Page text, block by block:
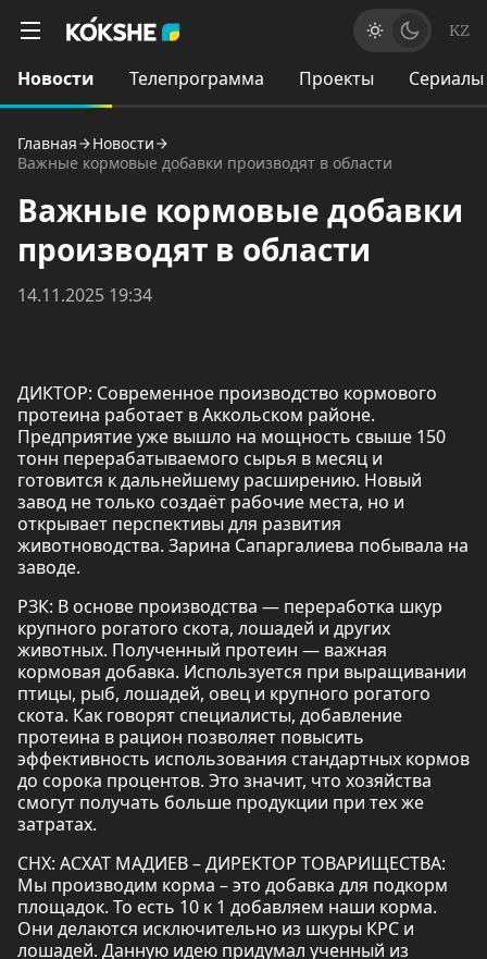
KZ
Новости Телепрограмма Проекты Сериалы
Главная
Новости
Важные кормовые добавки производят в области
Важные кормовые добавки
производят в области
14.11.2025 19:34
ДИКТОР: Современное производство кормового
протеина работает в Аккольском районе.
Предприятие уже вышло на мощность свыше 150
тонн перерабатываемого сырья в месяц и
готовится к дальнейшему расширению. Новый
завод не только создаёт рабочие места, но и
открывает перспективы для развития
животноводства. Зарина Сапаргалиева побывала на
заводе.
РЗК: В основе производства — переработка шкур
крупного рогатого скота, лошадей и других
животных. Полученный протеин — важная
кормовая добавка. Используется при выращивании
птицы, рыб, лошадей, овец и крупного рогатого
скота. Как говорят специалисты, добавление
протеина в рацион позволяет повысить
эффективность использования стандартных кормов
до сорока процентов. Это значит, что хозяйства
смогут получать больше продукции при тех же
затратах.
СНХ: АСХАТ МАДИЕВ – ДИРЕКТОР ТОВАРИЩЕСТВА:
Мы производим корма – это добавка для подкорм
площадок. То есть 10 к 1 добавляем наши корма.
Они делаются исключительно из шкуры КРС и
лошадей. Данную идею придумал ученный из